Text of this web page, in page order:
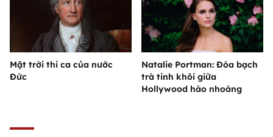
Mặt trời thi ca của nước
Đức
Natalie Portman: Đóa bạch
trà tinh khôi giữa
Hollywood hào nhoáng